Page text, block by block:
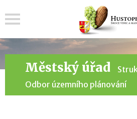
Městský úřad
Odbor územního plánování